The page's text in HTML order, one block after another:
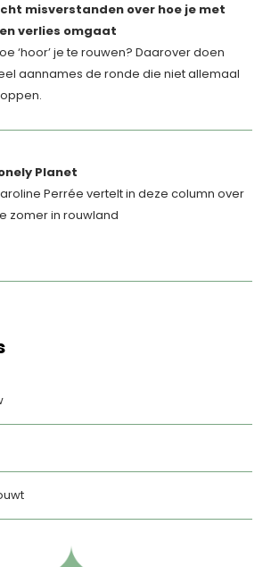
misverstanden over hoe je met
verlies omgaat
‘hoor’ je te rouwen? Daarover doen
aannames de ronde die niet allemaal
Planet
Perrée vertelt in deze column over
zomer in rouwland